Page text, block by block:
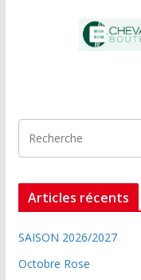
Articles récents
SAISON 2026/2027
Octobre Rose